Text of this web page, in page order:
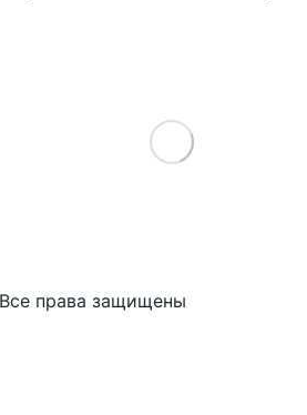
Load More
права защищены